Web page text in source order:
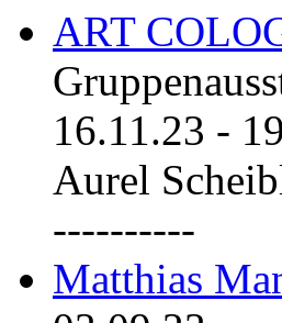
ART
16.11.23 -
Aurel
----------
Matthias